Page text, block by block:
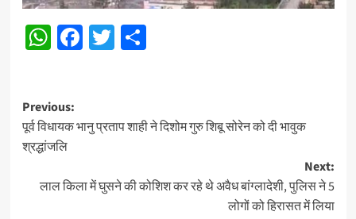
WhatsApp
Facebook
Twitter
Share
Post
navigation
Previous:
पूर्व विधायक भानु प्रताप शाही ने दिशोम गुरु शिबू सोरेन को दी भावुक
श्रद्धांजलि
Next:
लाल किला में घुसने की कोशिश कर रहे थे अवैध बांग्लादेशी, पुलिस ने 5
लोगों को हिरासत में लिया